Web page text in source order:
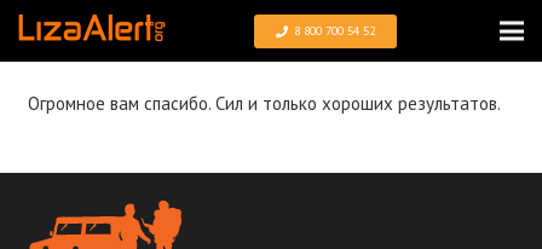
8 800 700 54 52
Огромное вам спасибо. Сил и только хороших результатов.